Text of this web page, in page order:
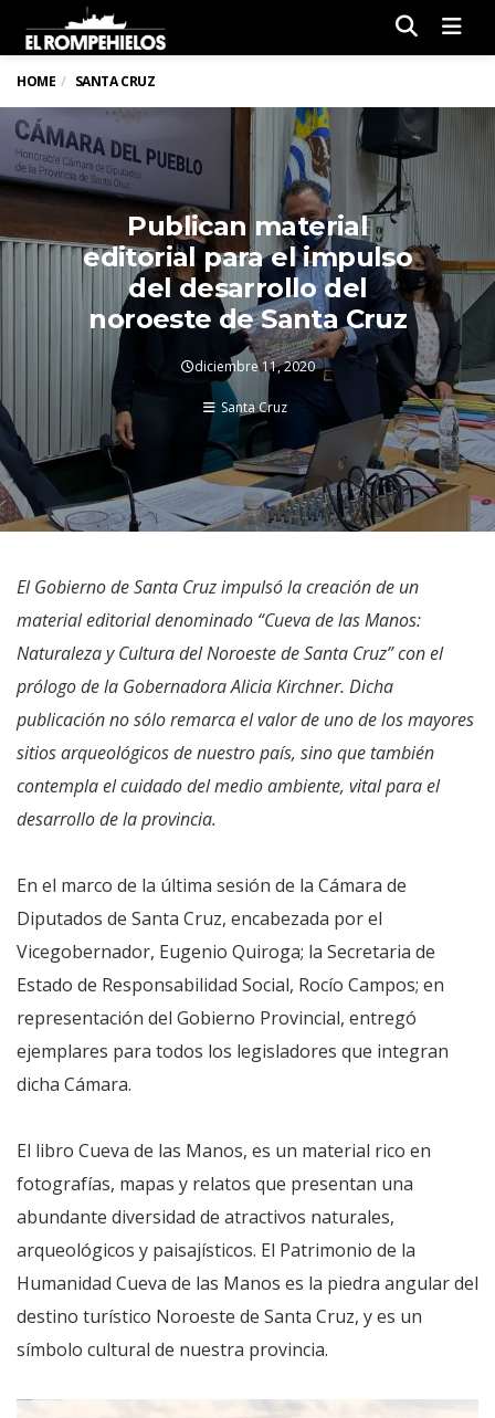
HOME SANTA CRUZ
Publican material
editorial para el impulso
del desarrollo del
noroeste de Santa Cruz
diciembre 11, 2020
Santa Cruz
El Gobierno de Santa Cruz impulsó la creación de un
material editorial denominado “Cueva de las Manos:
Naturaleza y Cultura del Noroeste de Santa Cruz” con el
prólogo de la Gobernadora Alicia Kirchner. Dicha
publicación no sólo remarca el valor de uno de los mayores
sitios arqueológicos de nuestro país, sino que también
contempla el cuidado del medio ambiente, vital para el
desarrollo de la provincia.
En el marco de la última sesión de la Cámara de
Diputados de Santa Cruz, encabezada por el
Vicegobernador, Eugenio Quiroga; la Secretaria de
Estado de Responsabilidad Social, Rocío Campos; en
representación del Gobierno Provincial, entregó
ejemplares para todos los legisladores que integran
dicha Cámara.
El libro Cueva de las Manos, es un material rico en
fotografías, mapas y relatos que presentan una
abundante diversidad de atractivos naturales,
arqueológicos y paisajísticos. El Patrimonio de la
Humanidad Cueva de las Manos es la piedra angular del
destino turístico Noroeste de Santa Cruz, y es un
símbolo cultural de nuestra provincia.